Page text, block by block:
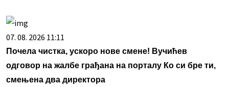
07. 08. 2026 11:11
Почела чистка, ускоро нове смене! Вучићев
одговор на жалбе грађана на порталу Ко си бре ти,
смењена два директора